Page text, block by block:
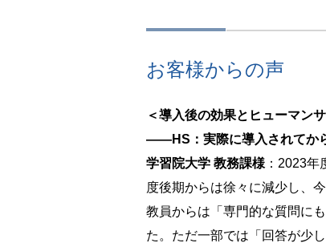
お客様からの声
＜導入後の効果とヒューマン
――HS：実際に導入されてか
学習院大学 教務課様 ：2023
度後期からは徐々に減少し、
教員からは「専門的な質問に
た。ただ一部では「回答が少